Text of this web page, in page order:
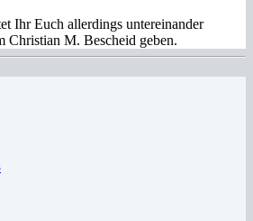
Ihr Euch allerdings untereinander
Christian M. Bescheid geben.